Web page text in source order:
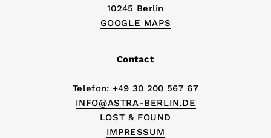
10245 Berlin
GOOGLE MAPS
Contact
Telefon: +49 30 200 567 67
INFO@ASTRA-BERLIN.DE
LOST & FOUND
IMPRESSUM